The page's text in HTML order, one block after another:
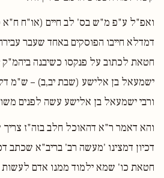
ואפ"ל ע"פ מ"ש בס' לב חיים (או"ח
דמדלא חייבו הפוסקים באחד שעבר
חטאת לכתוב על פנקסו כשיבנה ביהמ"ק
ישמעאל בן אלישע (שבת יב,ב) – ש"מ
ורבי ישמעאל בן אלישע עשה לפנים
והא דאמר ר"א דהאוכל חלב בזה"ז צריך
דכיון דמצינו 'מעשה רב' בריב"א שכתב
חטאת כו' שמא ילמוד ממנו אדם לעשות